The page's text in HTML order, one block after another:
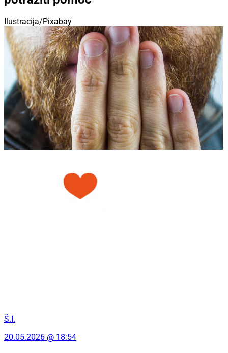
Ilustracija/Pixabay
Š.I.
20.05.2026 @ 18:54